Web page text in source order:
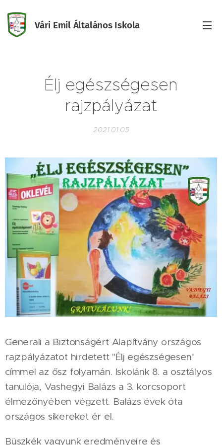
Vári Emil Általános Iskola
Élj egészségesen
rajzpályázat
2021.01.05
Generali a Biztonságért Alapítvány országos
rajzpályázatot hirdetett "Élj egészségesen"
címmel az ősz folyamán. Iskolánk 8. a osztályos
tanulója, Vashegyi Balázs a 3. korcsoport
élmezőnyében végzett. Balázs évek óta
országos sikereket ér el.
Büszkék vagyunk eredményeire és